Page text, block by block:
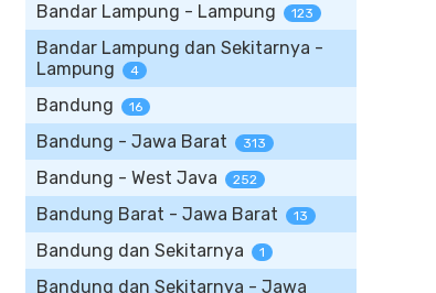
Bandar Lampung - Lampung 123
Bandar Lampung dan Sekitarnya -
Lampung
4
Bandung 16
Bandung - Jawa Barat 313
Bandung - West Java 252
Bandung Barat - Jawa Barat 13
Bandung dan Sekitarnya 1
Bandung dan Sekitarnya - Jawa